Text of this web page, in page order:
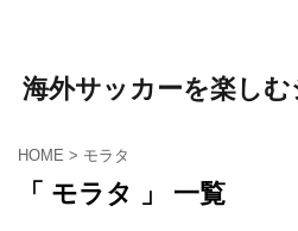
海外サッカーを楽し
HOME > モラタ
「 モラタ 」 一覧